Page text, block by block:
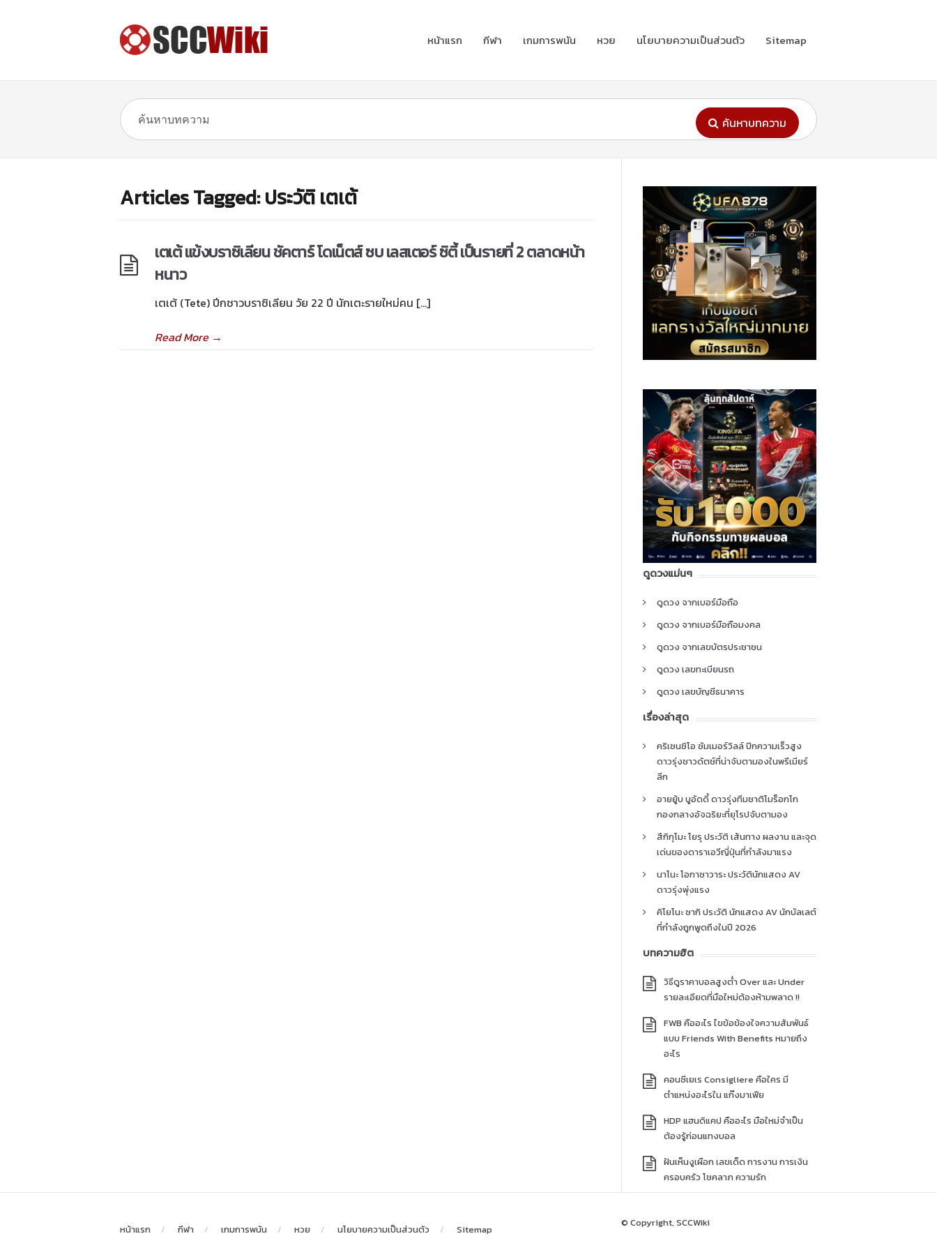
หน้าแรก กีฬา เกมการพนัน หวย นโยบายความเป็นส่วนตัว Sitemap
ค้นหาบทความ
Articles Tagged: ประวัติ เตเต้
เตเต้ แข้งบราซิเลียน ชัคตาร์ โดเน็ตส์ ซบ เลสเตอร์ ซิตี้ เป็นรายที่ 2 ตลาดหน้า
หนาว
เตเต้ (Tete) ปีกชาวบราซิเลียน วัย 22 ปี นักเตะรายใหม่คน […]
Read More→
ดูดวงแม่นๆ
ดูดวง จากเบอร์มือถือ
ดูดวง จากเบอร์มือถือมงคล
ดูดวง จากเลขบัตรประชาชน
ดูดวง เลขทะเบียนรถ
ดูดวง เลขบัญชีธนาคาร
เรื่องล่าสุด
คริเซนซิโอ ซัมเมอร์วิลล์ ปีกความเร็วสูง
ดาวรุ่งชาวดัตช์ที่น่าจับตามองในพรีเมียร์
ลีก
อายยู้บ บูอัดดี้ ดาวรุ่งทีมชาติโมร็อกโก
กองกลางอัจฉริยะที่ยุโรปจับตามอง
สึกิกุโมะ โยรุ ประวัติ เส้นทาง ผลงาน และจุด
เด่นของดาราเอวีญี่ปุ่นที่กำลังมาแรง
นาโนะ โอกาซาวาระ ประวัตินักแสดง AV
ดาวรุ่งพุ่งแรง
คิโยโนะ ซากิ ประวัติ นักแสดง AV นักบัลเลต์
ที่กำลังถูกพูดถึงในปี 2026
บทความฮิต
วิธีดูราคาบอลสูงต่ำ Over และ Under
รายละเอียดที่มือใหม่ต้องห้ามพลาด !!
FWB คืออะไร ไขข้อข้องใจความสัมพันธ์
แบบ Friends With Benefits หมายถึง
อะไร
คอนซีเยเร Consigliere คือใคร มี
ตำแหน่งอะไรใน แก๊งมาเฟีย
HDP แฮนดิแคป คืออะไร มือใหม่จำเป็น
ต้องรู้ก่อนแทงบอล
ฝันเห็นงูเผือก เลขเด็ด การงาน การเงิน
ครอบครัว โชคลาภ ความรัก
หน้าแรก กีฬา เกมการพนัน หวย นโยบายความเป็นส่วนตัว Sitemap
© Copyright, SCCWiki